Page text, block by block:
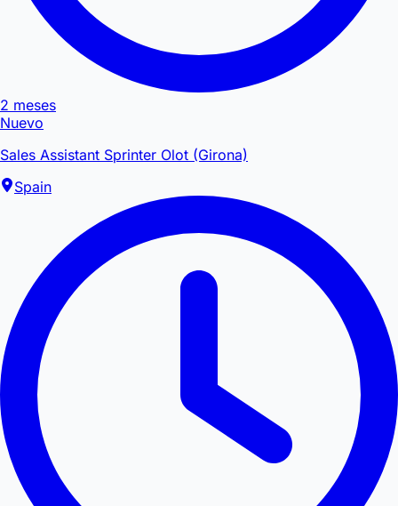
2 meses
Nuevo
Sales Assistant Sprinter Olot (Girona)
Spain